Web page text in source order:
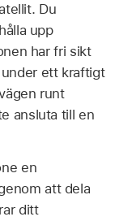
Du
upp
har fri sikt
ett kraftigt
runt
ansluta till en
en
att dela
ditt